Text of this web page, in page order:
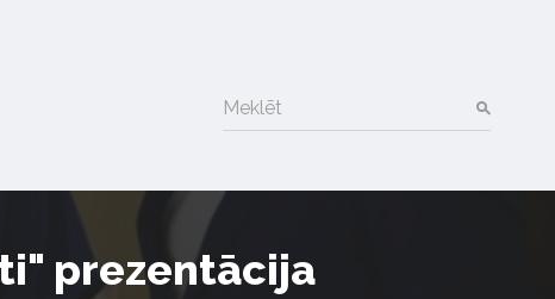
Meklēt
prezentācija